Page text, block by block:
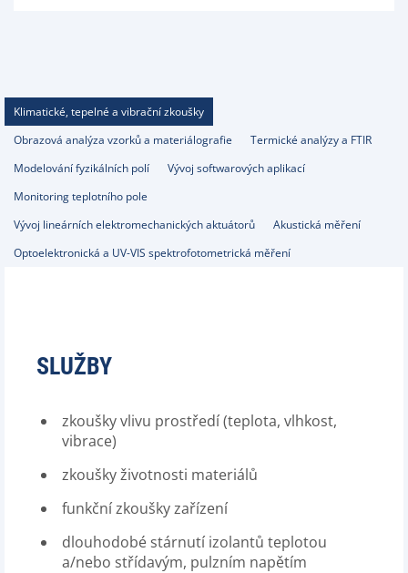
Klimatické, tepelné a vibrační zkoušky
Obrazová analýza vzorků a materiálografie
Termické analýzy a FTIR
Modelování fyzikálních polí
Vývoj softwarových aplikací
Monitoring teplotního pole
Vývoj lineárních elektromechanických aktuátorů
Akustická měření
Optoelektronická a UV-VIS spektrofotometrická měření
SLUŽBY
zkoušky vlivu prostředí (teplota, vlhkost,
vibrace)
zkoušky životnosti materiálů
funkční zkoušky zařízení
dlouhodobé stárnutí izolantů teplotou
a/nebo střídavým, pulzním napětím